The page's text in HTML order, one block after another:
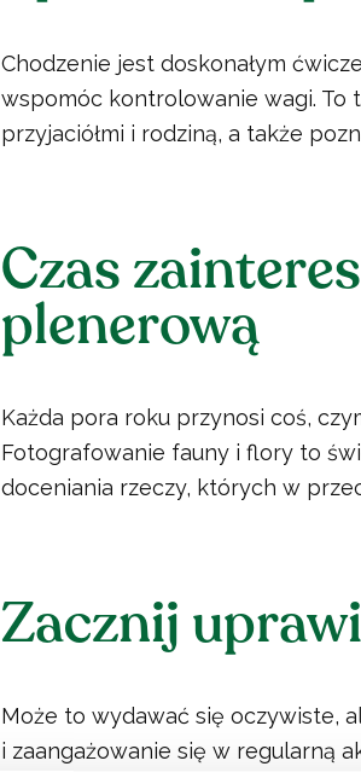
Chodzenie jest doskonałym
wspomóc kontrolowanie wagi. To
przyjaciółmi i rodziną, a także
Czas
plenerową
Każda pora roku przynosi coś,
Fotografowanie fauny i flory to
doceniania rzeczy, których w
Zacznij
Może to wydawać się oczywiste,
i zaangażowanie się w regularną